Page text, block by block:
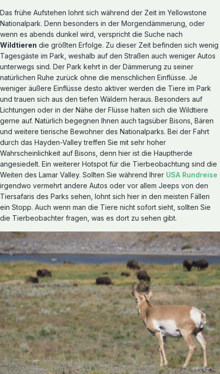
Das frühe Aufstehen lohnt sich während der Zeit im Yellowstone
Nationalpark. Denn besonders in der Morgendämmerung, oder
wenn es abends dunkel wird, verspricht die Suche nach
Wildtieren die größten Erfolge. Zu dieser Zeit befinden sich wenig
Tagesgäste im Park, weshalb auf den Straßen auch weniger Autos
unterwegs sind. Der Park kehrt in der Dämmerung zu seiner
natürlichen Ruhe zurück ohne die menschlichen Einflüsse. Je
weniger äußere Einflüsse desto aktiver werden die Tiere im Park
und trauen sich aus den tiefen Wäldern heraus. Besonders auf
Lichtungen oder in der Nähe der Flüsse halten sich die Wildtiere
gerne auf. Natürlich begegnen Ihnen auch tagsüber Bisons, Bären
und weitere tierische Bewohner des Nationalparks. Bei der Fahrt
durch das Hayden-Valley treffen Sie mit sehr hoher
Wahrscheinlichkeit auf Bisons, denn hier ist die Hauptherde
angesiedelt. Ein weiterer Hotspot für die Tierbeobachtung sind die
Weiten des Lamar Valley. Sollten Sie während Ihrer USA Rundreise
irgendwo vermehrt andere Autos oder vor allem Jeeps von den
Tiersafaris des Parks sehen, lohnt sich hier in den meisten Fällen
ein Stopp. Auch wenn man die Tiere nicht sofort sieht, sollten Sie
die Tierbeobachter fragen, was es dort zu sehen gibt.